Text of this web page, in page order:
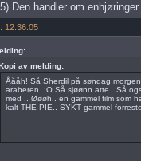
Den handler om
12:36:05
av melding:
Åååh! Så Sherdil på søndag
araberen..:O Så sjøønn atte.. Så
med .. Øøøh.. en gammel film som
kalt THE PIE.. SYKT gammel